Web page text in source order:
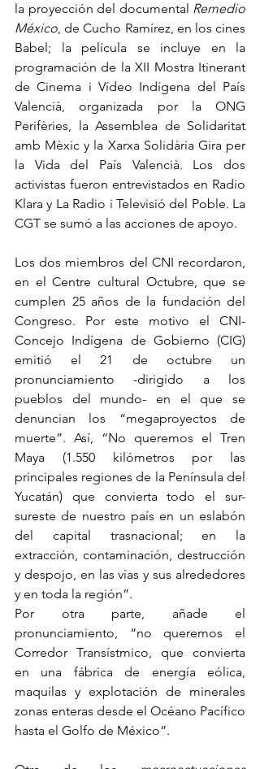
la proyección del documental Remedio
México, de Cucho Ramírez, en los cines
Babel; la película se incluye en la
programación de la XII Mostra Itinerant
de Cinema i Vídeo Indígena del País
Valencià, organizada por la ONG
Perifèries, la Assemblea de Solidaritat
amb Mèxic y la Xarxa Solidària Gira per
la Vida del País Valencià. Los dos
activistas fueron entrevistados en Radio
Klara y La Radio i Televisió del Poble. La
CGT se sumó a las acciones de apoyo.
Los dos miembros del CNI recordaron,
en el Centre cultural Octubre, que se
cumplen 25 años de la fundación del
Congreso. Por este motivo el CNI-
Concejo Indígena de Gobierno (CIG)
emitió el 21 de octubre un
pronunciamiento -dirigido a los
pueblos del mundo- en el que se
denuncian los “megaproyectos de
muerte”. Así, “No queremos el Tren
Maya (1.550 kilómetros por las
principales regiones de la Península del
Yucatán) que convierta todo el sur-
sureste de nuestro país en un eslabón
del capital trasnacional; en la
extracción, contaminación, destrucción
y despojo, en las vías y sus alrededores
y en toda la región”.
Por otra parte, añade el
pronunciamiento, “no queremos el
Corredor Transístmico, que convierta
en una fábrica de energía eólica,
maquilas y explotación de minerales
zonas enteras desde el Océano Pacífico
hasta el Golfo de México”.